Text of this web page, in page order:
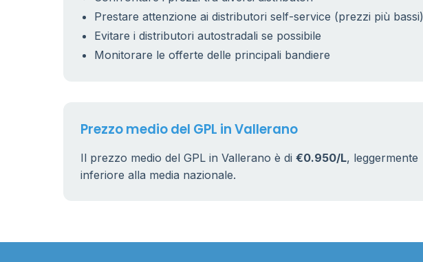
Prestare attenzione ai distributori self-service (prezzi più bassi)
Evitare i distributori autostradali se possibile
Monitorare le offerte delle principali bandiere
Prezzo medio del GPL in Vallerano
Il prezzo medio del GPL in Vallerano è di €0.950/L, leggermente
inferiore alla media nazionale.